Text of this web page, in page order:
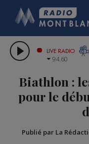
LES
GRAND
LIVE RADIO
94.60
Biathlon :
pour le
Publié par La